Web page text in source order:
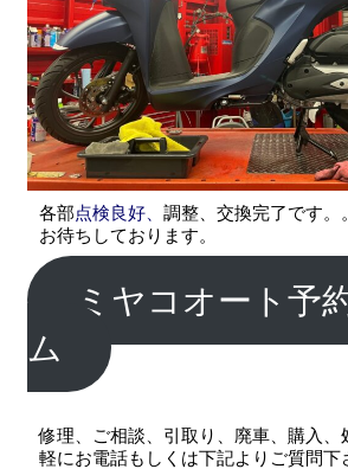
各部点検良好、調整、交換完了です。
お待ちしております。
ミヤコオート予
ム
修理、ご相談、引取り、廃車、購入、
軽にお電話もしくは下記よりご質問下